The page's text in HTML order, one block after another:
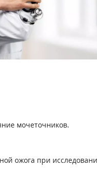
мочеточников.
ожога при